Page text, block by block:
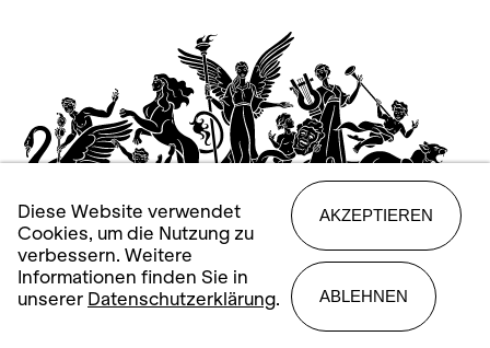
Diese Website verwendet
Cookies, um die Nutzung zu
verbessern. Weitere
Informationen finden Sie in
unserer Datenschutzerklärung.
AKZEPTIEREN
ABLEHNEN